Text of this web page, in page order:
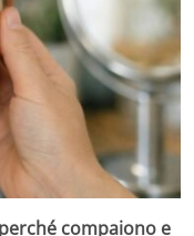
compaiono e